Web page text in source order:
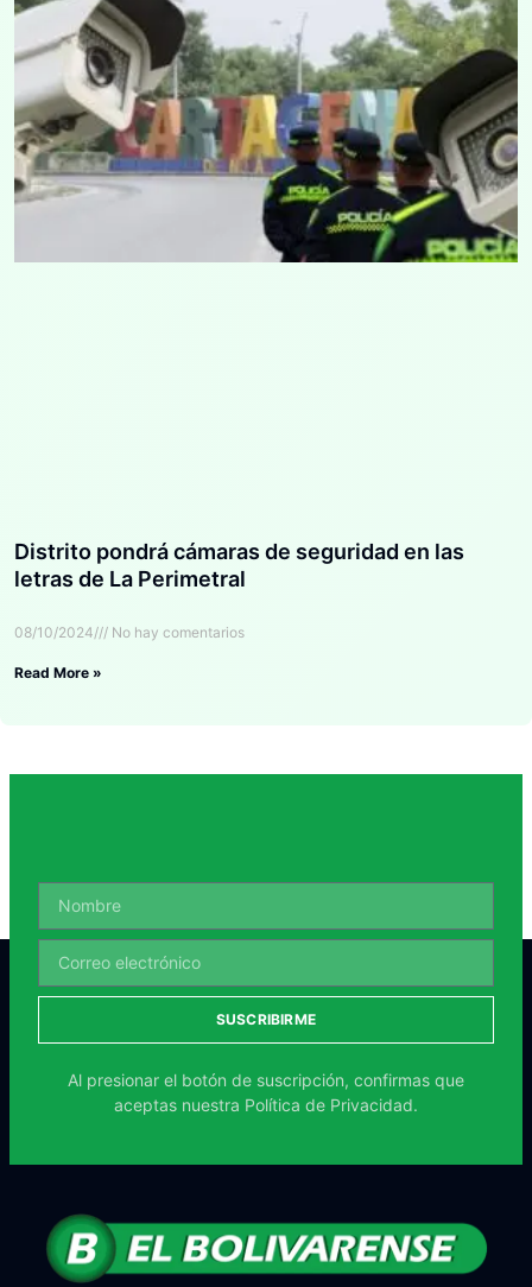
Distrito pondrá cámaras de seguridad en las
letras de La Perimetral
08/10/2024 No hay comentarios
Read More »
SUSCRIBIRME
Al presionar el botón de suscripción, confirmas que
aceptas nuestra Política de Privacidad.